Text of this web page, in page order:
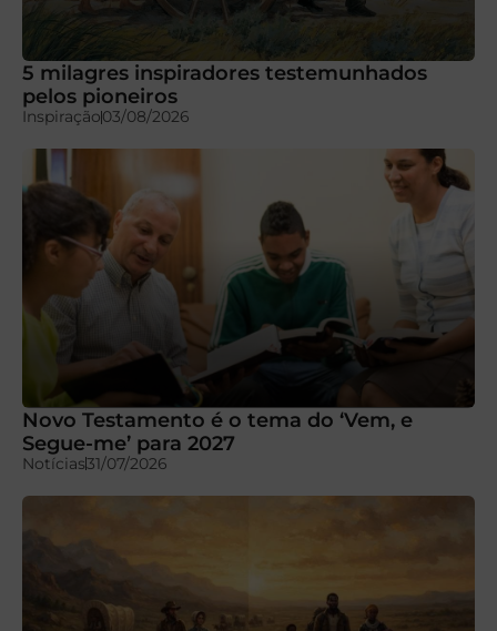
5 milagres inspiradores testemunhados
pelos pioneiros
Inspiração03/08/2026
Novo Testamento é o tema do ‘Vem, e
Segue-me’ para 2027
Notícias31/07/2026